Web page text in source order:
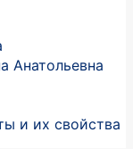
Анатольевна
и их свойства